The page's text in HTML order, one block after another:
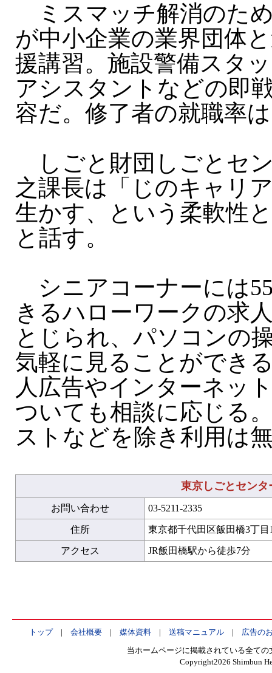
ミスマッチ解消のた
が中小企業の業界団体
援講習。施設警備スタ
アシスタントなどの即
容だ。修了者の就職率
しごと財団しごとセ
之課長は「じのキャリ
生かす、という柔軟性
と話す。
シニアコーナーには
きるハローワークの求
とじられ、パソコンの
気軽に見ることができ
人広告やインターネッ
ついても相談に応じる
ストなどを除き利用は
東京しごとセンタ
お問い合わせ 03-5211-2335
住所 東京都千代田区飯田橋3丁目
アクセス JR飯田橋駅から徒歩7分
トップ| 会社概要| 媒体資料| 送稿マニュアル| 広告の
当ホームページに掲載されている全て
Copyright2026 Shimbun